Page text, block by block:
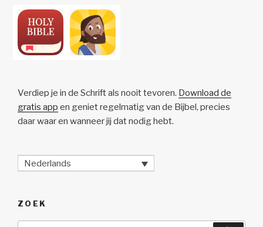
Verdiep je in de Schrift als nooit tevoren. Download de
gratis app en geniet regelmatig van de Bijbel, precies
daar waar en wanneer jij dat nodig hebt.
Nederlands
ZOEK